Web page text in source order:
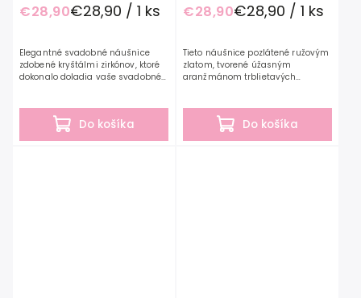
€28,90€28,90 / 1 ks
Do košíka
Elegantné svadobné náušnice
zdobené kryštálmi zirkónov, ktoré
dokonalo doladia vaše svadobné
G.Westerleigh sú...
€28,90€28,90 / 1 ks
Do košíka
Tieto náušnice pozlátené ružovým
zlatom, tvorené úžasným
aranžmánom trblietavých
2,7 cm Farba: rosegold...